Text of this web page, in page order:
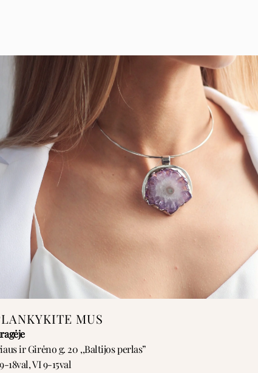
MUS
ir Girėno g. 20 ,,Baltijos perlas”
18val, VI 9-15val